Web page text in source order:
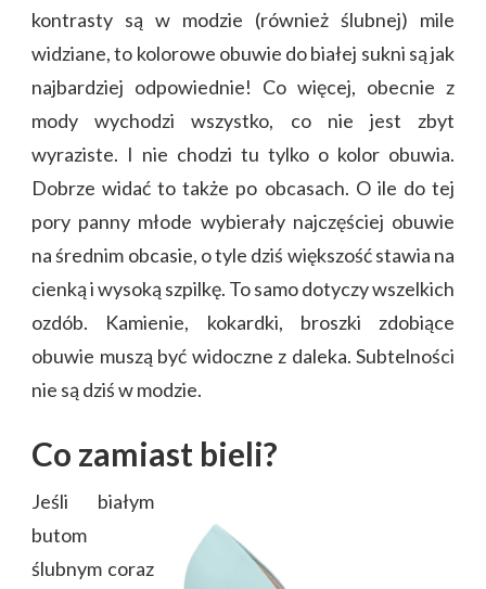
kontrasty są w modzie (również ślubnej) mile
widziane, to kolorowe obuwie do białej sukni są jak
najbardziej odpowiednie! Co więcej, obecnie z
mody wychodzi wszystko, co nie jest zbyt
wyraziste. I nie chodzi tu tylko o kolor obuwia.
Dobrze widać to także po obcasach. O ile do tej
pory panny młode wybierały najczęściej obuwie
na średnim obcasie, o tyle dziś większość stawia na
cienką i wysoką szpilkę. To samo dotyczy wszelkich
ozdób. Kamienie, kokardki, broszki zdobiące
obuwie muszą być widoczne z daleka. Subtelności
nie są dziś w modzie.
Co zamiast bieli?
Jeśli białym
butom
ślubnym coraz